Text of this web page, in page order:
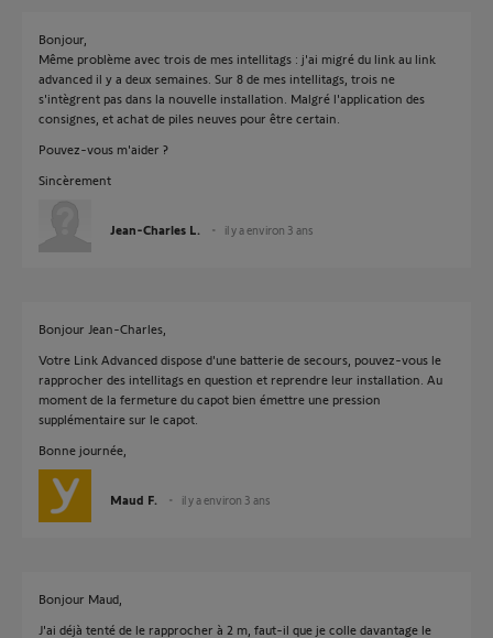
Bonjour,
Même problème avec trois de mes intellitags : j'ai migré du link au link
advanced il y a deux semaines. Sur 8 de mes intellitags, trois ne
s'intègrent pas dans la nouvelle installation. Malgré l'application des
consignes, et achat de piles neuves pour être certain.
Pouvez-vous m'aider ?
Sincèrement
Jean-Charles L. il y a environ 3 ans
Bonjour Jean-Charles,
Votre Link Advanced dispose d'une batterie de secours, pouvez-vous le
rapprocher des intellitags en question et reprendre leur installation. Au
moment de la fermeture du capot bien émettre une pression
supplémentaire sur le capot.
Bonne journée,
Maud F. il y a environ 3 ans
Bonjour Maud,
J'ai déjà tenté de le rapprocher à 2 m, faut-il que je colle davantage le